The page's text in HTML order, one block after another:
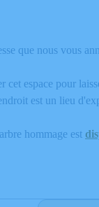
que nous vous
espace pour
est un lieu
hommage est